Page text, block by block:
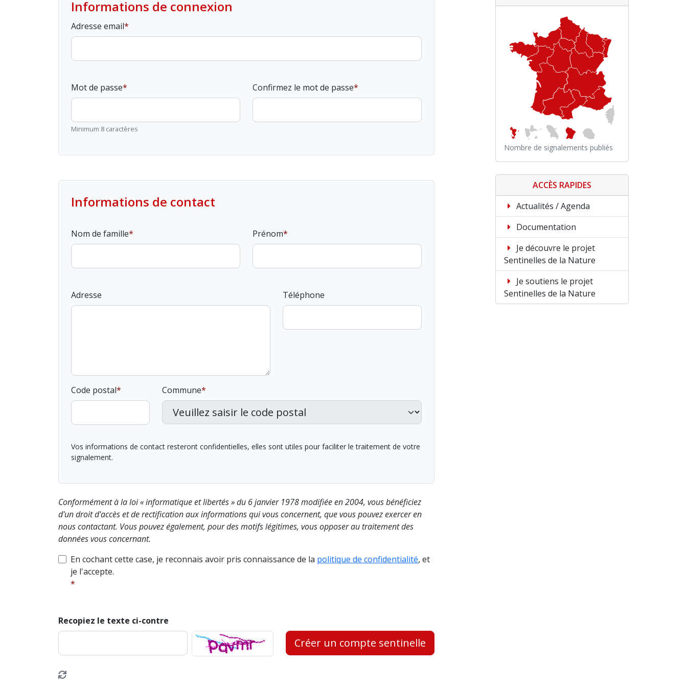
Informations de connexion
Adresse email
Mot de passe
Minimum 8 caractères
Confirmez le mot de passe
Informations de contact
Nom de famille Prénom
Adresse Téléphone
Code postal Commune
Vos informations de contact resteront confidentielles, elles sont utiles pour faciliter le traitement de votre
signalement.
Conformément à la loi « informatique et libertés » du 6 janvier 1978 modifiée en 2004, vous bénéficiez
d'un droit d'accès et de rectification aux informations qui vous concernent, que vous pouvez exercer en
nous contactant. Vous pouvez également, pour des motifs légitimes, vous opposer au traitement des
données vous concernant.
En cochant cette case, je reconnais avoir pris connaissance de la politique de confidentialité, et
je l'accepte.
Recopiez le texte ci-contre
Créer un compte sentinelle
Nombre de signalements publiés
ACCÈS RAPIDES
Actualités / Agenda
Documentation
Je découvre le projet
Sentinelles de la Nature
Je soutiens le projet
Sentinelles de la Nature